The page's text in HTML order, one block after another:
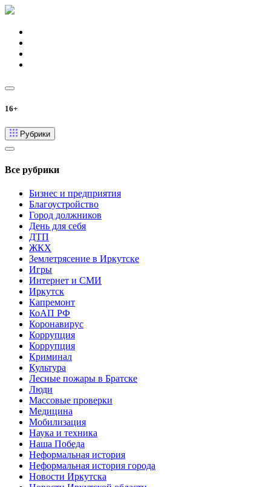
16+
Рубрики
Все рубрики
Бизнес и предприятия
Благоустройство
Город должников
День для себя
ДТП
ЖКХ
Землетрясение в Иркутске
Игры
Интернет и СМИ
Иркутск
Капремонт
КоАП РФ
Коронавирус
Коррупция
Коррупция
Криминал
Культура
Лесные пожары в Братске
Люди
Массовые проверки
Медицина
Мобилизация
Наука и техника
Наша Победа
Неформальная история
Неформальная история города
Новости Иркутска